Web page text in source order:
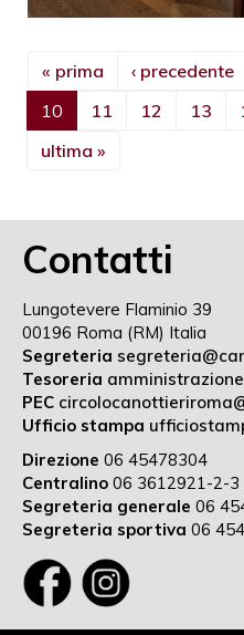
« prima ‹ precedente
10
11 12 13
ultima »
Contatti
Lungotevere Flaminio 39
00196 Roma (RM) Italia
Segreteria
Tesoreria
PEC
Ufficio stampa
Direzione 06 45478304
Centralino 06 3612921-2-3
Segreteria generale 06
Segreteria sportiva 06